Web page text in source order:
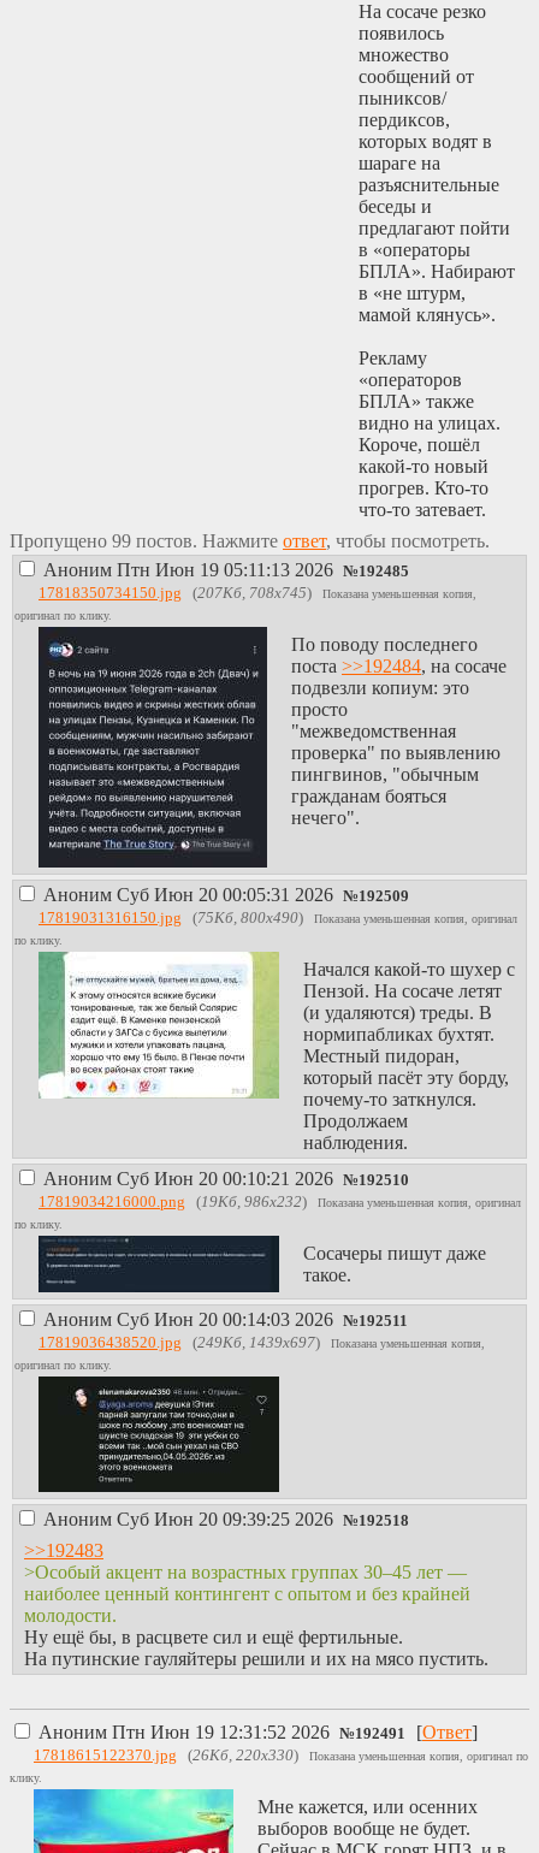
На сосаче резко
появилось
множество
сообщений от
пыниксов/
пердиксов,
которых водят в
шараге на
разъяснительные
беседы и
предлагают пойти
в «операторы
БПЛА». Набирают
в «не штурм,
мамой клянусь».
Рекламу
«операторов
БПЛА» также
видно на улицах.
Короче, пошёл
какой-то новый
прогрев. Кто-то
что-то затевает.
Пропущено 99 постов. Нажмите ответ, чтобы посмотреть.
Аноним Птн Июн 19 05:11:13 2026 №192485
17818350734150.jpg (207Кб, 708x745)
Показана уменьшенная копия,
оригинал по клику.
По поводу последнего
поста >>192484, на сосаче
подвезли копиум: это
просто
"межведомственная
проверка" по выявлению
пингвинов, "обычным
гражданам бояться
нечего".
Аноним Суб Июн 20 00:05:31 2026 №192509
17819031316150.jpg (75Кб, 800x490)
Показана уменьшенная копия, оригинал
по клику.
Начался какой-то шухер с
Пензой. На сосаче летят
(и удаляются) треды. В
нормипабликах бухтят.
Местный пидоран,
который пасёт эту борду,
почему-то заткнулся.
Продолжаем
наблюдения.
Аноним Суб Июн 20 00:10:21 2026 №192510
17819034216000.png (19Кб, 986x232)
Показана уменьшенная копия, оригинал
по клику.
Сосачеры пишут даже
такое.
Аноним Суб Июн 20 00:14:03 2026 №192511
17819036438520.jpg (249Кб, 1439x697)
Показана уменьшенная копия,
оригинал по клику.
Аноним Суб Июн 20 09:39:25 2026 №192518
>>192483
>Особый акцент на возрастных группах 30–45 лет —
наиболее ценный контингент с опытом и без крайней
молодости.
Ну ещё бы, в расцвете сил и ещё фертильные.
На путинские гауляйтеры решили и их на мясо пустить.
Аноним Птн Июн 19 12:31:52 2026 №192491 [Ответ]
17818615122370.jpg (26Кб, 220x330)
Показана уменьшенная копия, оригинал по
клику.
Мне кажется, или осенних
выборов вообще не будет.